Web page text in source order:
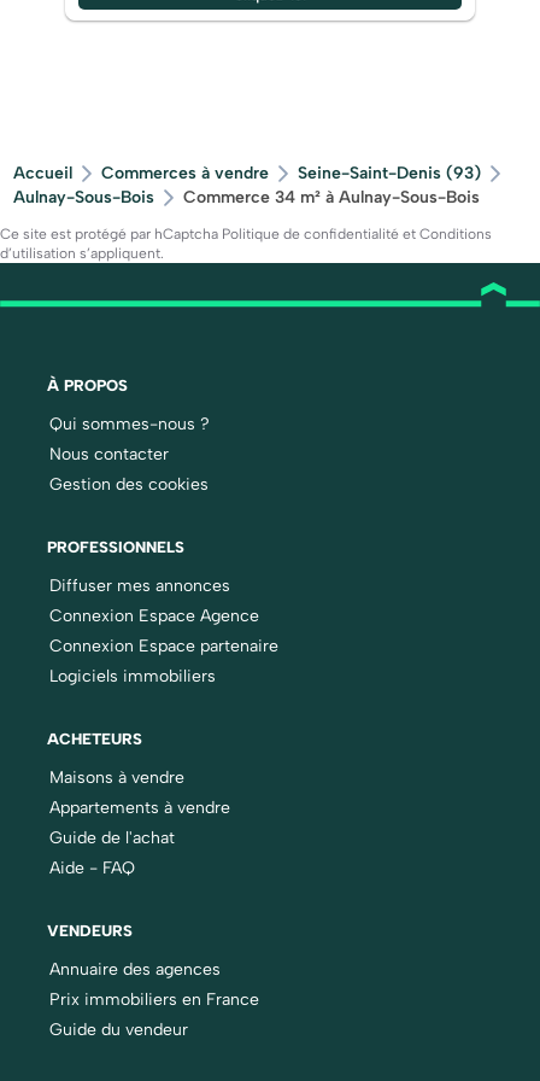
Accueil Commerces à vendre
Seine-Saint-Denis (93)
Aulnay-Sous-Bois
Commerce 34 m² à Aulnay-Sous-Bois
Ce site est protégé par hCaptcha Politique de confidentialité et Conditions
d’utilisation s’appliquent.
À PROPOS
Qui sommes-nous ?
Nous contacter
Gestion des cookies
PROFESSIONNELS
Diffuser mes annonces
Connexion Espace Agence
Connexion Espace partenaire
Logiciels immobiliers
ACHETEURS
Maisons à vendre
Appartements à vendre
Guide de l'achat
Aide - FAQ
VENDEURS
Annuaire des agences
Prix immobiliers en France
Guide du vendeur